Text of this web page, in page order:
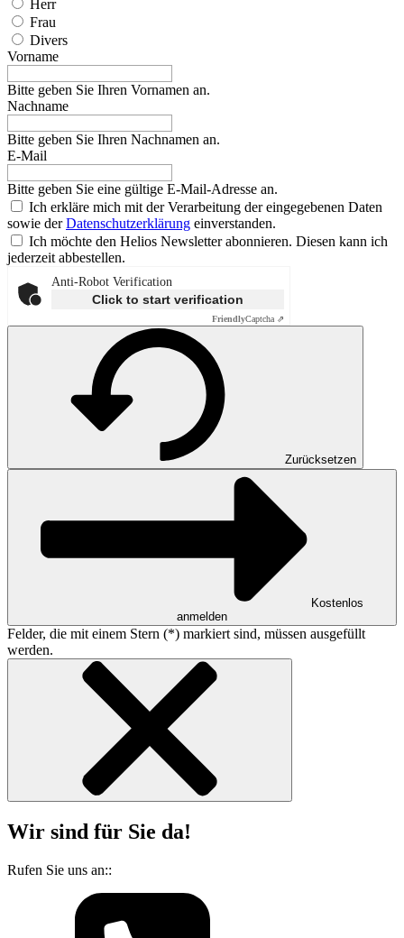
Herr
Frau
Divers
Vorname
Bitte geben Sie Ihren Vornamen an.
Nachname
Bitte geben Sie Ihren Nachnamen an.
E-Mail
Bitte geben Sie eine gültige E-Mail-Adresse an.
Ich erkläre mich mit der Verarbeitung der eingegebenen Daten
sowie derDatenschutzerklärung einverstanden.
Ich möchte den Helios Newsletter abonnieren. Diesen kann ich
jederzeit abbestellen.
Anti-Robot Verification
Click to start verification
FriendlyCaptcha ⇗
Zurücksetzen
Kostenlos
anmelden
Felder, die mit einem Stern (*) markiert sind, müssen ausgefüllt
werden.
Wir sind für Sie da!
Rufen Sie uns an::